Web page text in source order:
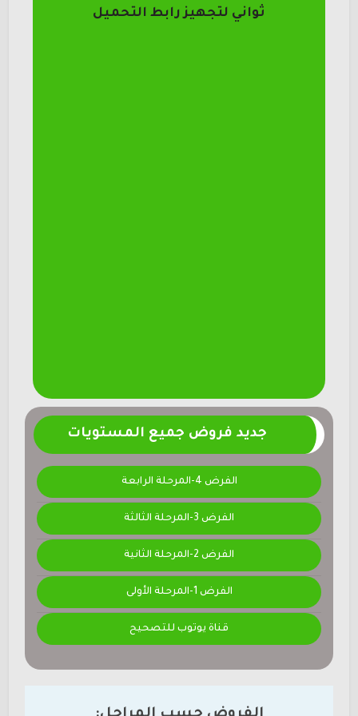
الفرض 4-المرحلة الرابعة
الفرض 3-المرحلة الثالثة
الفرض 2-المرحلة الثانية
الفرض 1-المرحلة الأولى
قناة يوتوب للتصحيح
الفروض حسب المراحل: